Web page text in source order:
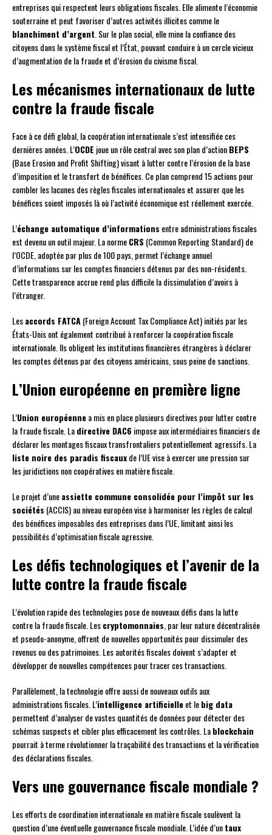
entreprises qui respectent leurs obligations fiscales. Elle alimente l’économie
souterraine et peut favoriser d’autres activités illicites comme le
blanchiment d’argent . Sur le plan social, elle mine la confiance des
citoyens dans le système fiscal et l’État, pouvant conduire à un cercle vicieux
d’augmentation de la fraude et d’érosion du civisme fiscal.
Les mécanismes internationaux de lutte
contre la fraude fiscale
Face à ce défi global, la coopération internationale s’est intensifiée ces
dernières années. L’OCDE joue un rôle central avec son plan d’actionBEPS
(Base Erosion and Profit Shifting) visant à lutter contre l’érosion de la base
d’imposition et le transfert de bénéfices. Ce plan comprend 15 actions pour
combler les lacunes des règles fiscales internationales et assurer que les
bénéfices soient imposés là où l’activité économique est réellement exercée.
L’échange automatique d’informations entre administrations fiscales
est devenu un outil majeur. La normeCRS (Common Reporting Standard) de
l’OCDE, adoptée par plus de 100 pays, permet l’échange annuel
d’informations sur les comptes financiers détenus par des non-résidents.
Cette transparence accrue rend plus difficile la dissimulation d’avoirs à
l’étranger.
Lesaccords FATCA(Foreign Account Tax Compliance Act) initiés par les
États-Unis ont également contribué à renforcer la coopération fiscale
internationale. Ils obligent les institutions financières étrangères à déclarer
les comptes détenus par des citoyens américains, sous peine de sanctions.
L’Union européenne en première ligne
L’Union européennea mis en place plusieurs directives pour lutter contre
la fraude fiscale. Ladirective DAC6 impose aux intermédiaires financiers de
déclarer les montages fiscaux transfrontaliers potentiellement agressifs. La
liste noire des paradis fiscauxde l’UE vise à exercer une pression sur
les juridictions non coopératives en matière fiscale.
Le projet d’uneassiette commune consolidée pour l’impôt sur les
sociétés (ACCIS) au niveau européen vise à harmoniser les règles de calcul
des bénéfices imposables des entreprises dans l’UE, limitant ainsi les
possibilités d’optimisation fiscale agressive.
Les défis technologiques et l’avenir de la
lutte contre la fraude fiscale
L’évolution rapide des technologies pose de nouveaux défis dans la lutte
contre la fraude fiscale. Lescryptomonnaies , par leur nature décentralisée
et pseudo-anonyme, offrent de nouvelles opportunités pour dissimuler des
revenus ou des patrimoines. Les autorités fiscales doivent s’adapter et
développer de nouvelles compétences pour tracer ces transactions.
Parallèlement, la technologie offre aussi de nouveaux outils aux
administrations fiscales. L’intelligence artificielleet lebig data
permettent d’analyser de vastes quantités de données pour détecter des
schémas suspects et cibler plus efficacement les contrôles. Lablockchain
pourrait à terme révolutionner la traçabilité des transactions et la vérification
des déclarations fiscales.
Vers une gouvernance fiscale mondiale ?
Les efforts de coordination internationale en matière fiscale soulèvent la
question d’une éventuelle gouvernance fiscale mondiale. L’idée d’untaux